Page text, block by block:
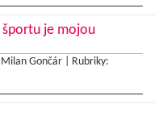
športu je mojou
Gončár |
Rubriky: